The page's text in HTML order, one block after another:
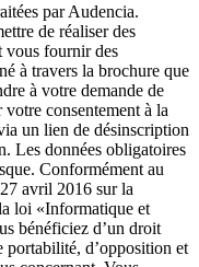
par Audencia.
de réaliser des
vous fournir des
à travers la brochure que
à votre demande de
consentement à la
un lien de désinscription
Les données obligatoires
Conformément au
avril 2016 sur la
loi «Informatique et
bénéficiez d’un droit
portabilité, d’opposition et